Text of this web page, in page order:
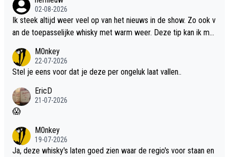
02-08-2026
Ik steek altijd weer veel op van het nieuws in de show. Zo ook v
an de toepasselijke whisky met warm weer. Deze tip kan ik met
M0nkey
22-07-2026
Stel je eens voor dat je deze per ongeluk laat vallen..
EricD
21-07-2026
😱
M0nkey
19-07-2026
Ja, deze whisky's laten goed zien waar de regio's voor staan en